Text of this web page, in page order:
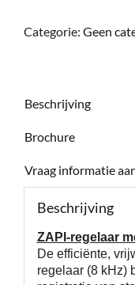
Categorie: Geen
Beschrijving
Brochure
Vraag informatie
Beschrijving
ZAPI-regelaar
De efficiënte,
regelaar (8 kHz)